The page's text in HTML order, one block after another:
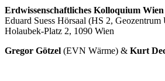
Erdwissenschaftliches Kolloquium Wien
Eduard Suess Hörsaal (HS 2,
Holaubek-Platz 2, 1090 Wien
Gregor Götzel (EVN Wärme) & Kurt